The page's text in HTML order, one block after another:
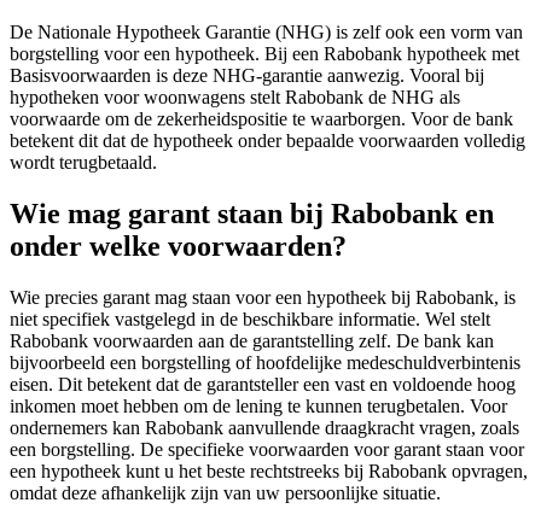
De Nationale Hypotheek Garantie (NHG) is zelf ook een vorm van
borgstelling voor een hypotheek. Bij een Rabobank hypotheek met
Basisvoorwaarden is deze NHG-garantie aanwezig. Vooral bij
hypotheken voor woonwagens stelt Rabobank de NHG als
voorwaarde om de zekerheidspositie te waarborgen. Voor de bank
betekent dit dat de hypotheek onder bepaalde voorwaarden volledig
wordt terugbetaald.
Wie mag garant staan bij Rabobank en
onder welke voorwaarden?
Wie precies garant mag staan voor een hypotheek bij Rabobank, is
niet specifiek vastgelegd in de beschikbare informatie. Wel stelt
Rabobank voorwaarden aan de garantstelling zelf. De bank kan
bijvoorbeeld een borgstelling of hoofdelijke medeschuldverbintenis
eisen. Dit betekent dat de garantsteller een vast en voldoende hoog
inkomen moet hebben om de lening te kunnen terugbetalen. Voor
ondernemers kan Rabobank aanvullende draagkracht vragen, zoals
een borgstelling. De specifieke voorwaarden voor garant staan voor
een hypotheek kunt u het beste rechtstreeks bij Rabobank opvragen,
omdat deze afhankelijk zijn van uw persoonlijke situatie.